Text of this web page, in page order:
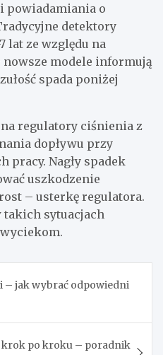
powiadamiania o
detektory
lat ze względu na
modele informują
spada poniżej
regulatory ciśnienia z
dopływu przy
pracy. Nagły spadek
uszkodzenie
– usterkę regulatora.
takich sytuacjach
jak wybrać odpowiedni
krok po kroku – poradnik